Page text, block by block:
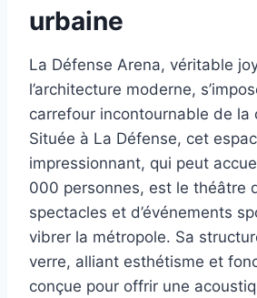
urbaine
La Défense Arena, véritable
l’architecture moderne,
carrefour incontournable de la
Située à La Défense, cet
impressionnant, qui peut
000 personnes, est le théâtre
spectacles et d’événements
vibrer la métropole. Sa
verre, alliant esthétisme et
conçue pour offrir une